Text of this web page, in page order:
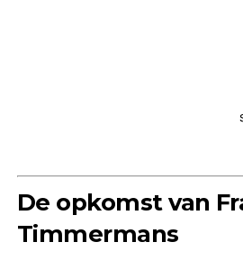
De opkomst van
Timmermans